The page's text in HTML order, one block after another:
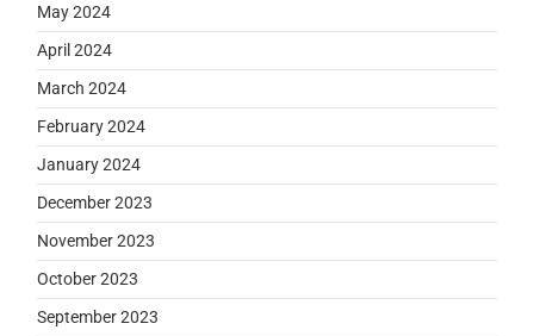
May 2024
April 2024
March 2024
February 2024
January 2024
December 2023
November 2023
October 2023
September 2023